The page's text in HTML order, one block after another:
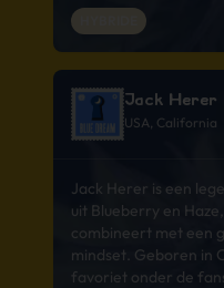
Jack Herer
USA, California
Jack Herer is een
uit Blueberry en
combineert met een
mindset. Geboren in
favoriet onder de